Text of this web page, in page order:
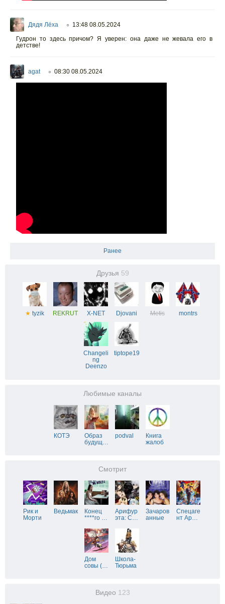
Дядя Лёха ○ 13:48 08.05.2024
Гудрон то здесь причом? Я уверен: она даже не жевала его в
детстве!
agat ○ 08:30 08.05.2024
Ранее
Друзья 59
★ tyzik REKRUT X-NET Djovani Metis montrs
Changeli
ng
Deenzo
tiptope19
Любимые каналы
КОТЭ
Образ
будущ…
podval
Книга
жалоб
Смотрит
Рик и
Морти
Ведьмак
Конец
****го …
Арифур
эта: С…
Зачаров
анные
Спецаге
нт Ар…
Дом
совы (…
Школа-
Тюрьма
Видео 123